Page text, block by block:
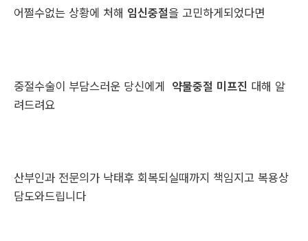
어쩔수없는 상황에 처해 임신중절을 고민하게되었다면
중절수술이 부담스러운 당신에게 약물중절 미프진 대해 알
려드려요
산부인과 전문의가 낙태후 회복되실때까지 책임지고 복용상
담도와드립니다